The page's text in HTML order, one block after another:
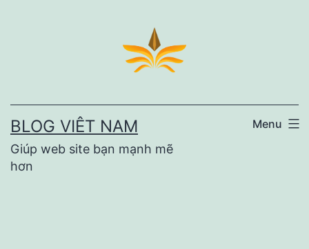
BLOG VIÊT NAM
Giúp web site bạn mạnh mẽ
hơn
Menu